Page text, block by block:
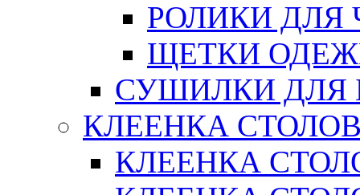
РОЛИКИ ДЛЯ
ЩЕТКИ
СУШИЛКИ ДЛЯ
КЛЕЕНКА
КЛЕЕНКА